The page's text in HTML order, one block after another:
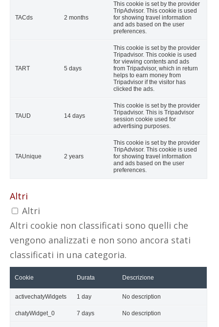
TACds 2 months
This cookie is set by the provider
TripAdvisor. This cookie is used
for showing travel information
and ads based on the user
preferences.
TART 5 days
This cookie is set by the provider
Tripadvisor. This cookie is used
for viewing contents and ads
from Tripadvisor, which in return
helps to earn money from
Tripadvisor if the visitor has
clicked the ads.
TAUD 14 days
This cookie is set by the provider
Tripadvisor. This is Tripadvisor
session cookie used for
advertising purposes.
TAUnique 2 years
This cookie is set by the provider
TripAdvisor. This cookie is used
for showing travel information
and ads based on the user
preferences.
Altri
Altri
Altri cookie non classificati sono quelli che
vengono analizzati e non sono ancora stati
classificati in una categoria.
Cookie Durata Descrizione
activechatyWidgets 1 day No description
chatyWidget_0 7 days No description